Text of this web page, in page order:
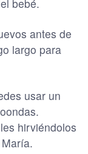
bebé.
antes de
largo para
usar un
hirviéndolos